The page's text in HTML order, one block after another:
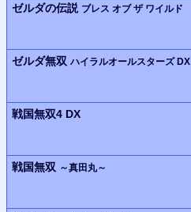
ゼルダの伝説 ブレス オブ ザ ワイルド
ゼルダ無双 ハイラルオールスターズ DX
戦国無双4 DX
戦国無双 ～真田丸～